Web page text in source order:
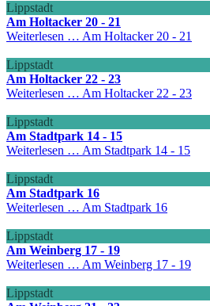
Lippstadt
Am Holtacker 20 - 21
Weiterlesen … Am Holtacker 20 - 21
Lippstadt
Am Holtacker 22 - 23
Weiterlesen … Am Holtacker 22 - 23
Lippstadt
Am Stadtpark 14 - 15
Weiterlesen … Am Stadtpark 14 - 15
Lippstadt
Am Stadtpark 16
Weiterlesen … Am Stadtpark 16
Lippstadt
Am Weinberg 17 - 19
Weiterlesen … Am Weinberg 17 - 19
Lippstadt